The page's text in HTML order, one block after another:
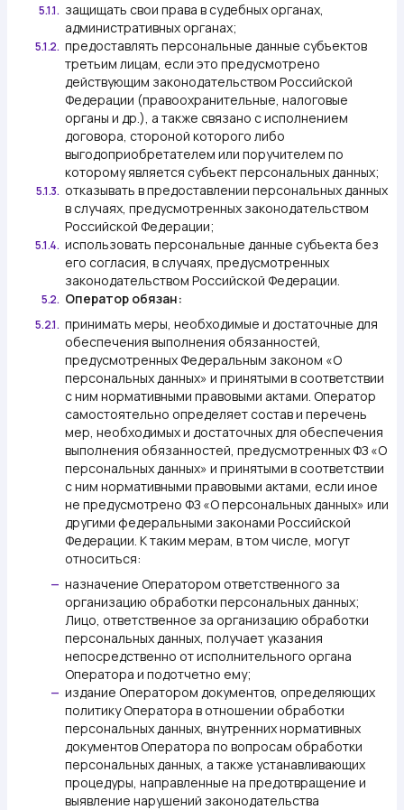
5.1.1. защищать свои права в судебных органах,
административных органах;
5.1.2. предоставлять персональные данные субъектов
третьим лицам, если это предусмотрено
действующим законодательством Российской
Федерации (правоохранительные, налоговые
органы и др.), а также связано с исполнением
договора, стороной которого либо
выгодоприобретателем или поручителем по
которому является субъект персональных данных;
5.1.3. отказывать в предоставлении персональных данных
в случаях, предусмотренных законодательством
Российской Федерации;
5.1.4. использовать персональные данные субъекта без
его согласия, в случаях, предусмотренных
законодательством Российской Федерации.
5.2. Оператор обязан:
5.2.1. принимать меры, необходимые и достаточные для
обеспечения выполнения обязанностей,
предусмотренных Федеральным законом «О
персональных данных» и принятыми в соответствии
с ним нормативными правовыми актами. Оператор
самостоятельно определяет состав и перечень
мер, необходимых и достаточных для обеспечения
выполнения обязанностей, предусмотренных ФЗ «О
персональных данных» и принятыми в соответствии
с ним нормативными правовыми актами, если иное
не предусмотрено ФЗ «О персональных данных» или
другими федеральными законами Российской
Федерации. К таким мерам, в том числе, могут
относиться:
— назначение Оператором ответственного за
организацию обработки персональных данных;
Лицо, ответственное за организацию обработки
персональных данных, получает указания
непосредственно от исполнительного органа
Оператора и подотчетно ему;
— издание Оператором документов, определяющих
политику Оператора в отношении обработки
персональных данных, внутренних нормативных
документов Оператора по вопросам обработки
персональных данных, а также устанавливающих
процедуры, направленные на предотвращение и
выявление нарушений законодательства